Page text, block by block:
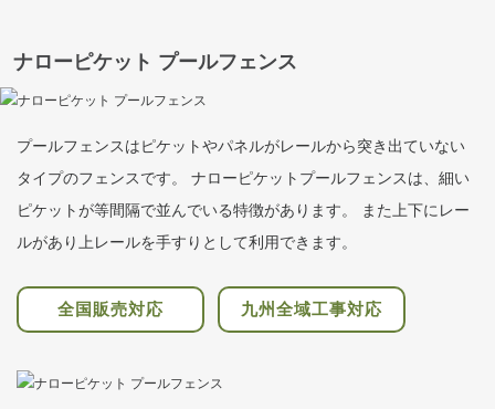
ナローピケット プールフェンス
プールフェンスはピケットやパネルがレールから突き出ていない
タイプのフェンスです。 ナローピケットプールフェンスは、細い
ピケットが等間隔で並んでいる特徴があります。 また上下にレー
ルがあり上レールを手すりとして利用できます。
全国 販売対応 九州全域工事対応